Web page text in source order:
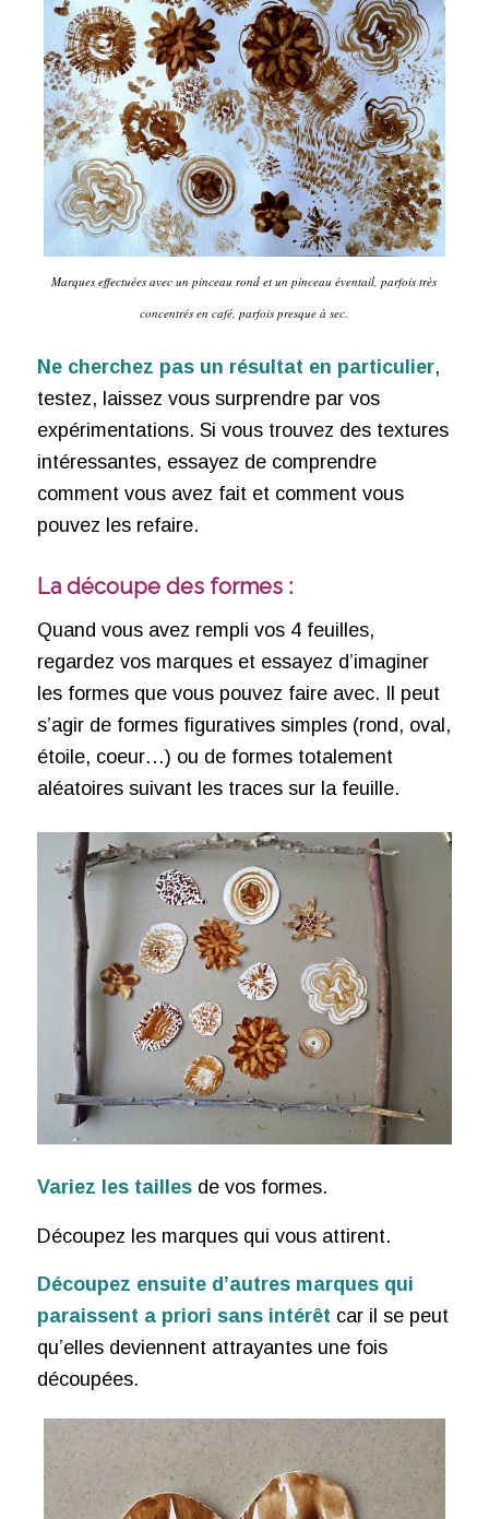
Marques effectuées avec un pinceau rond et un pinceau éventail, parfois très
concentrés en café, parfois presque à sec.
Ne cherchez pas un résultat en particulier,
testez, laissez vous surprendre par vos
expérimentations. Si vous trouvez des textures
intéressantes, essayez de comprendre
comment vous avez fait et comment vous
pouvez les refaire.
La découpe des formes :
Quand vous avez rempli vos 4 feuilles,
regardez vos marques et essayez d’imaginer
les formes que vous pouvez faire avec. Il peut
s’agir de formes figuratives simples (rond, oval,
étoile, coeur…) ou de formes totalement
aléatoires suivant les traces sur la feuille.
Variez les taillesde vos formes.
Découpez les marques qui vous attirent.
Découpez ensuite d’autres marques qui
paraissent a priori sans intérêt car il se peut
qu’elles deviennent attrayantes une fois
découpées.